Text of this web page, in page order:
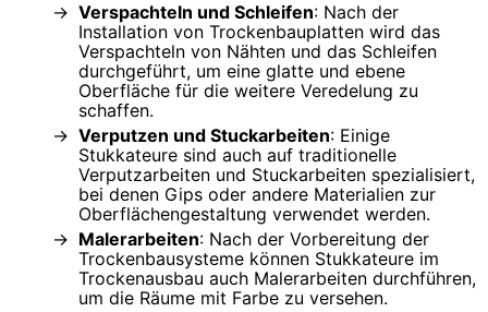
Verspachteln und Schleifen: Nach der
Installation von Trockenbauplatten wird das
Verspachteln von Nähten und das Schleifen
durchgeführt, um eine glatte und ebene
Oberfläche für die weitere Veredelung zu
schaffen.
Verputzen und Stuckarbeiten: Einige
Stukkateure sind auch auf traditionelle
Verputzarbeiten und Stuckarbeiten spezialisiert,
bei denen Gips oder andere Materialien zur
Oberflächengestaltung verwendet werden.
Malerarbeiten: Nach der Vorbereitung der
Trockenbausysteme können Stukkateure im
Trockenausbau auch Malerarbeiten durchführen,
um die Räume mit Farbe zu versehen.